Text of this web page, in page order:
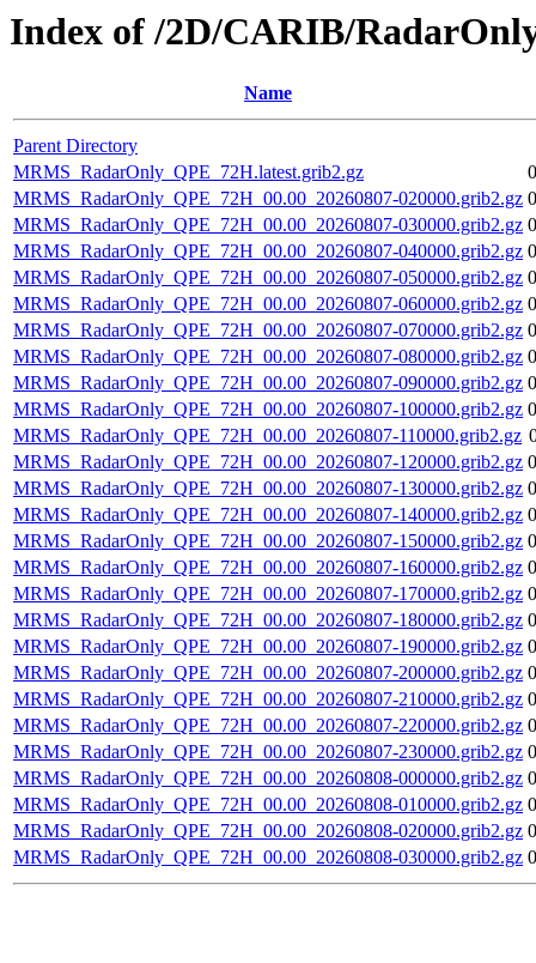
Index of /2D/CARIB/
Name
Parent Directory
MRMS_RadarOnly_QPE_72H.latest.grib2.gz
MRMS_RadarOnly_QPE_72H_00.00_20260807-020000.grib2.gz
MRMS_RadarOnly_QPE_72H_00.00_20260807-030000.grib2.gz
MRMS_RadarOnly_QPE_72H_00.00_20260807-040000.grib2.gz
MRMS_RadarOnly_QPE_72H_00.00_20260807-050000.grib2.gz
MRMS_RadarOnly_QPE_72H_00.00_20260807-060000.grib2.gz
MRMS_RadarOnly_QPE_72H_00.00_20260807-070000.grib2.gz
MRMS_RadarOnly_QPE_72H_00.00_20260807-080000.grib2.gz
MRMS_RadarOnly_QPE_72H_00.00_20260807-090000.grib2.gz
MRMS_RadarOnly_QPE_72H_00.00_20260807-100000.grib2.gz
MRMS_RadarOnly_QPE_72H_00.00_20260807-110000.grib2.gz
MRMS_RadarOnly_QPE_72H_00.00_20260807-120000.grib2.gz
MRMS_RadarOnly_QPE_72H_00.00_20260807-130000.grib2.gz
MRMS_RadarOnly_QPE_72H_00.00_20260807-140000.grib2.gz
MRMS_RadarOnly_QPE_72H_00.00_20260807-150000.grib2.gz
MRMS_RadarOnly_QPE_72H_00.00_20260807-160000.grib2.gz
MRMS_RadarOnly_QPE_72H_00.00_20260807-170000.grib2.gz
MRMS_RadarOnly_QPE_72H_00.00_20260807-180000.grib2.gz
MRMS_RadarOnly_QPE_72H_00.00_20260807-190000.grib2.gz
MRMS_RadarOnly_QPE_72H_00.00_20260807-200000.grib2.gz
MRMS_RadarOnly_QPE_72H_00.00_20260807-210000.grib2.gz
MRMS_RadarOnly_QPE_72H_00.00_20260807-220000.grib2.gz
MRMS_RadarOnly_QPE_72H_00.00_20260807-230000.grib2.gz
MRMS_RadarOnly_QPE_72H_00.00_20260808-000000.grib2.gz
MRMS_RadarOnly_QPE_72H_00.00_20260808-010000.grib2.gz
MRMS_RadarOnly_QPE_72H_00.00_20260808-020000.grib2.gz
MRMS_RadarOnly_QPE_72H_00.00_20260808-030000.grib2.gz